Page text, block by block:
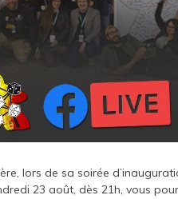
lors de sa soirée
23 août, dès 21h, vous